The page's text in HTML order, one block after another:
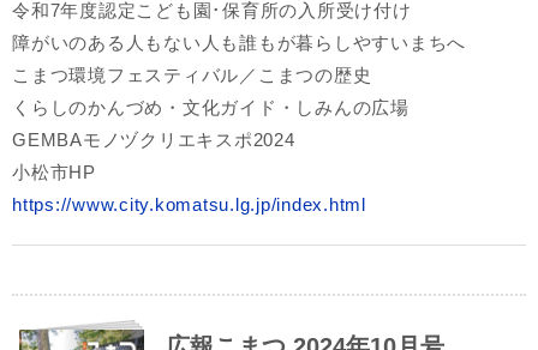
令和7年度認定こども園･保育所の入所受け付け
障がいのある人もない人も誰もが暮らしやすいまちへ
こまつ環境フェスティバル／こまつの歴史
くらしのかんづめ・文化ガイド・しみんの広場
GEMBAモノヅクリエキスポ2024
小松市HP
https://www.city.komatsu.lg.jp/index.html